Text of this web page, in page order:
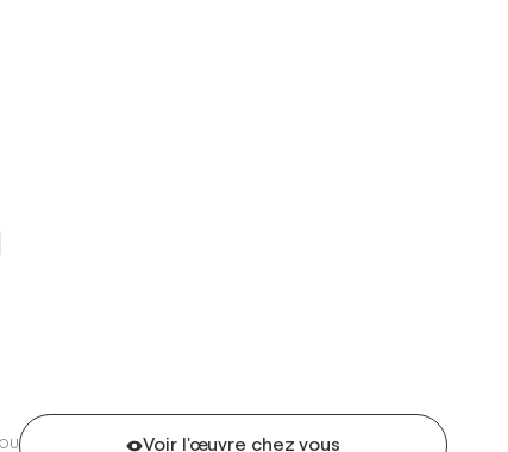
OU Voir l'œuvre chez vous